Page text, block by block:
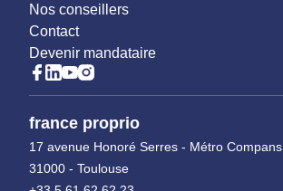
Nos conseillers
Contact
Devenir mandataire
france proprio
17 avenue Honoré Serres - Métro Compans,
31000 - Toulouse